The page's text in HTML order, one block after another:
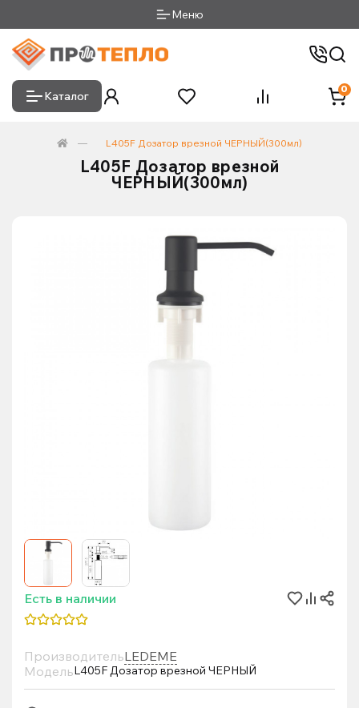
Меню
Каталог
0
L405F Дозатор врезной ЧЕРНЫЙ(300мл)
L405F Дозатор врезной
ЧЕРНЫЙ(300мл)
Есть в наличии
ПроизводительLEDEME
МодельL405F Дозатор врезной ЧЕРНЫЙ